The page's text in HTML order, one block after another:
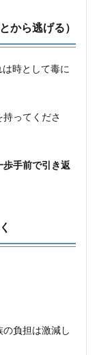
から逃げる）
は時として毒に
ってくださ
歩手前で引き返
負担は激減し